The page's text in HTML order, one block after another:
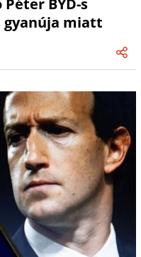
BYD-s
gyanúja miatt